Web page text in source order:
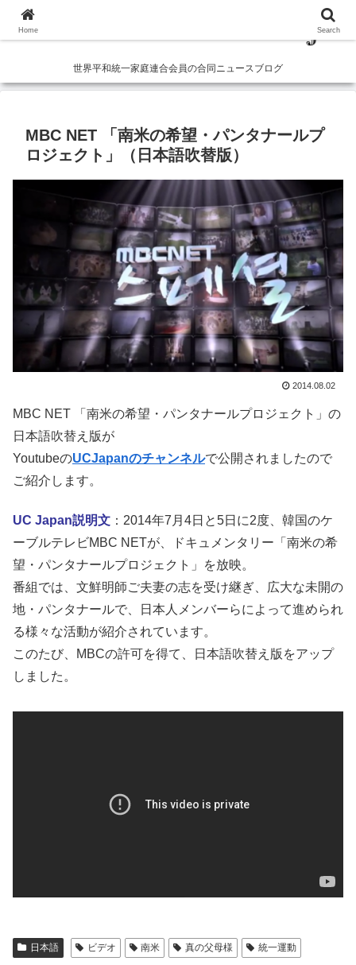
世界平和統一家庭連合会員の合同ニュースブログ
MBC NET 「南米の希望・パンタナールプ
ロジェクト」（日本語吹替版）
2014.08.02
MBC NET 「南米の希望・パンタナールプロジェクト」の
日本語吹替え版が
YoutubeのUCJapanのチャンネルで公開されましたので
ご紹介します。
UC Japan説明文 ：2014年7月4日と5日に2度、韓国のケ
ーブルテレビMBC NETが、ドキュメンタリー「南米の希
望・パンタナールプロジェクト」を放映。
番組では、文鮮明師ご夫妻の志を受け継ぎ、広大な未開の
地・パンタナールで、日本人メ­ンバーらによって進められ
る様々な活動が紹介されています。
このたび、MBCの許可を得て、日本語吹替え版をアップ
しました。
日本語 ビデオ 南米 真の父母様 統一運動
Home Search